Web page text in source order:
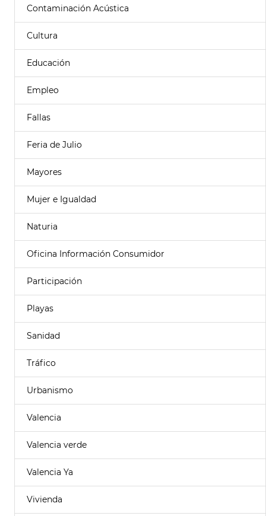
Contaminación Acústica
Cultura
Educación
Empleo
Fallas
Feria de Julio
Mayores
Mujer e Igualdad
Naturia
Oficina Información Consumidor
Participación
Playas
Sanidad
Tráfico
Urbanismo
Valencia
Valencia verde
Valencia Ya
Vivienda